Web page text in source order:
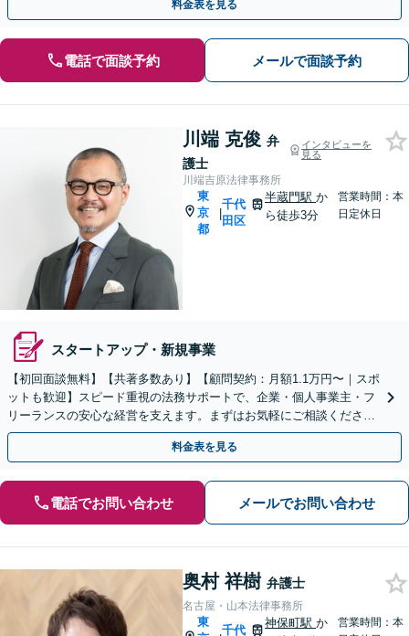
料金表を見る
電話で面談予約 メールで面談予約
川端 克俊 弁
護士
インタビューを
見る
川端吉原法律事務所
東
京
都
|
千代
田区
半蔵門駅か
ら徒歩3分
営業時間：本
日定休日
スタートアップ・新規事業
【初回面談無料】【共著多数あり】【顧問契約：月額1.1万円〜｜スポ
ットも歓迎】スピード重視の法務サポートで、企業・個人事業主・フ
リーランスの安心な経営を支えます。まずはお気軽にご相談ください
【秘密厳守】【休日・夜間相談可】
料金表を見る
電話でお問い合わせ メールでお問い合わせ
奥村 祥樹 弁護士
名古屋・山本法律事務所
東
千代
神保町駅か
営業時間：本